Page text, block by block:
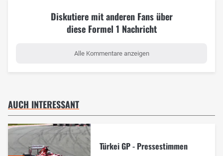
Diskutiere mit anderen Fans über
diese Formel 1 Nachricht
Alle Kommentare anzeigen
AUCH INTERESSANT
Türkei GP - Pressestimmen